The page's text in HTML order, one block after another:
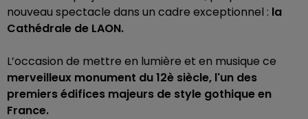
nouveau spectacle dans un cadre exceptionnel : la
Cathédrale de LAON.
L’occasion de mettre en lumière et en musique ce
merveilleux monument du 12è siècle, l'un des
premiers édifices majeurs de style gothique en
France.